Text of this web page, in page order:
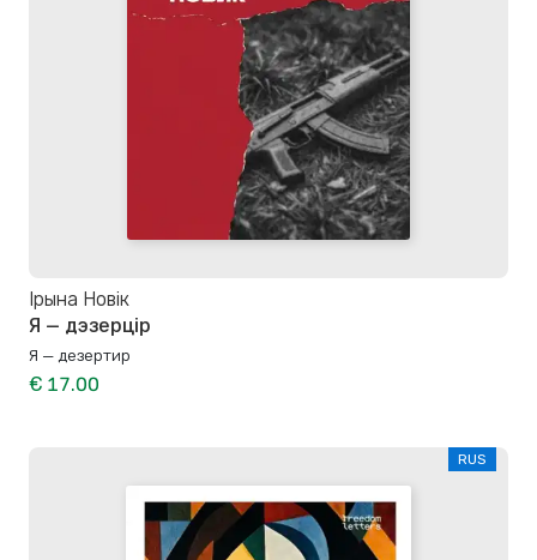
Ірына Новік
Я — дэзерцір
Я — дезертир
€ 17.00
RUS